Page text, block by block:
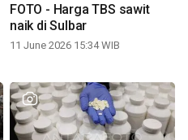
FOTO - Harga TBS sawit
naik di Sulbar
11 June 2026 15:34 WIB